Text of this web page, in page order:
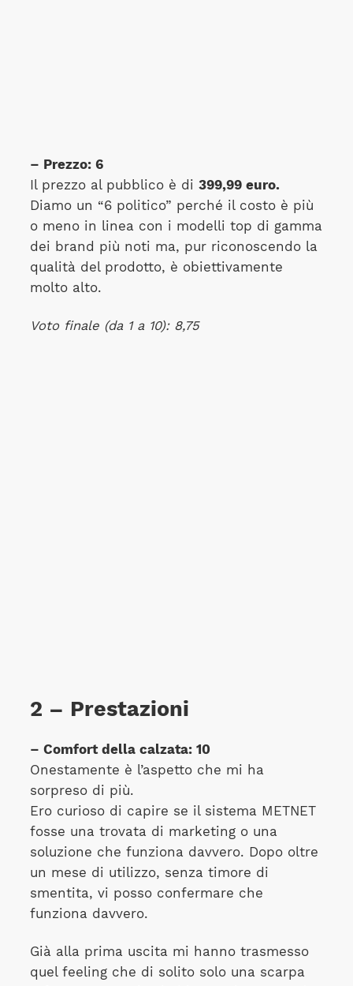
– Prezzo: 6
Il prezzo al pubblico è di 399,99 euro.
Diamo un “6 politico” perché il costo è più
o meno in linea con i modelli top di gamma
dei brand più noti ma, pur riconoscendo la
qualità del prodotto, è obiettivamente
molto alto.
Voto finale (da 1 a 10): 8,75
2 – Prestazioni
– Comfort della calzata: 10
Onestamente è l’aspetto che mi ha
sorpreso di più.
Ero curioso di capire se il sistema METNET
fosse una trovata di marketing o una
soluzione che funziona davvero. Dopo oltre
un mese di utilizzo, senza timore di
smentita, vi posso confermare che
funziona davvero.
Già alla prima uscita mi hanno trasmesso
quel feeling che di solito solo una scarpa